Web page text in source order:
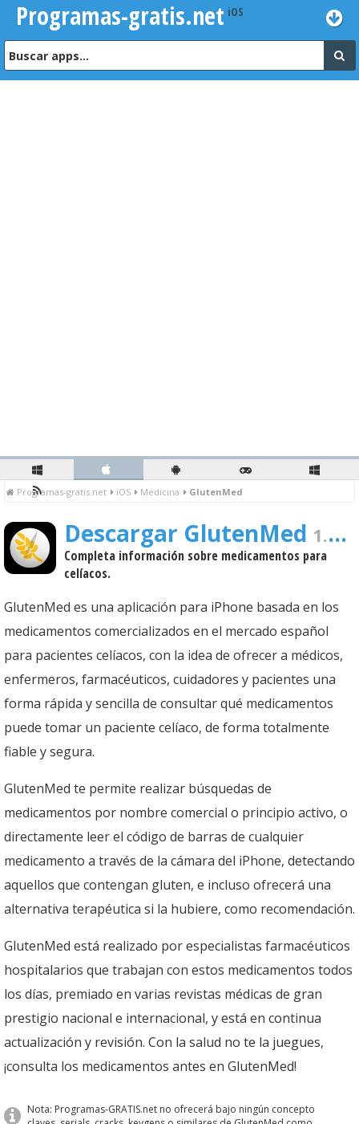
Programas-gratis.net
Programas-gratis.net iOS Medicina GlutenMed
Descargar GlutenMed 1.0.3 Gratis Para PC
Completa información sobre medicamentos para
celíacos.
GlutenMed es una aplicación para iPhone basada en los
medicamentos comercializados en el mercado español
para pacientes celíacos, con la idea de ofrecer a médicos,
enfermeros, farmacéuticos, cuidadores y pacientes una
forma rápida y sencilla de consultar qué medicamentos
puede tomar un paciente celíaco, de forma totalmente
fiable y segura.
GlutenMed te permite realizar búsquedas de
medicamentos por nombre comercial o principio activo, o
directamente leer el código de barras de cualquier
medicamento a través de la cámara del iPhone, detectando
aquellos que contengan gluten, e incluso ofrecerá una
alternativa terapéutica si la hubiere, como recomendación.
GlutenMed está realizado por especialistas farmacéuticos
hospitalarios que trabajan con estos medicamentos todos
los días, premiado en varias revistas médicas de gran
prestigio nacional e internacional, y está en continua
actualización y revisión. Con la salud no te la juegues,
¡consulta los medicamentos antes en GlutenMed!
Nota: Programas-GRATIS.net no ofrecerá bajo ningún concepto